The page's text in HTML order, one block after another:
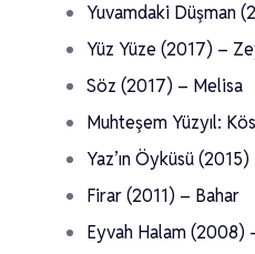
Yuvamdaki Düşman
Yüz Yüze (2017) –
Söz (2017) – Melisa
Muhteşem Yüzyıl:
Yaz’ın Öyküsü
Firar (2011) – Bahar
Eyvah Halam (2008)